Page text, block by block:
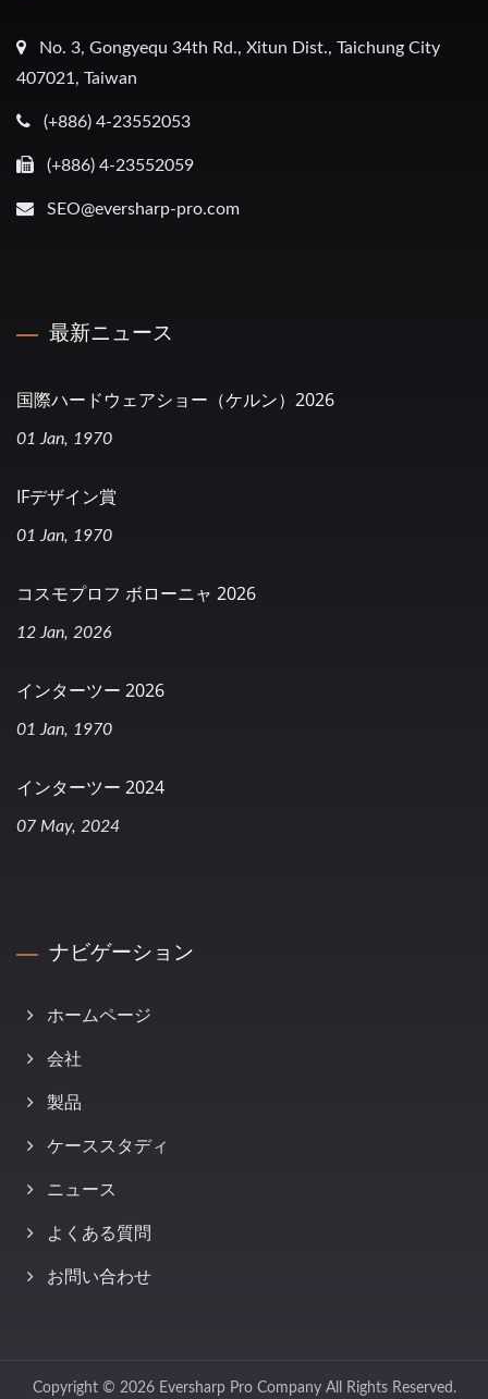
No. 3, Gongyequ 34th Rd., Xitun Dist., Taichung City
407021, Taiwan
(+886) 4-23552053
(+886) 4-23552059
SEO@eversharp-pro.com
最新ニュース
国際ハードウェアショー（ケルン）2026
01 Jan, 1970
IFデザイン賞
01 Jan, 1970
コスモプロフ ボローニャ 2026
12 Jan, 2026
インターツー 2026
01 Jan, 1970
インターツー 2024
07 May, 2024
ナビゲーション
ホームページ
会社
製品
ケーススタディ
ニュース
よくある質問
お問い合わせ
Copyright © 2026 Eversharp Pro CompanyAll Rights Reserved.